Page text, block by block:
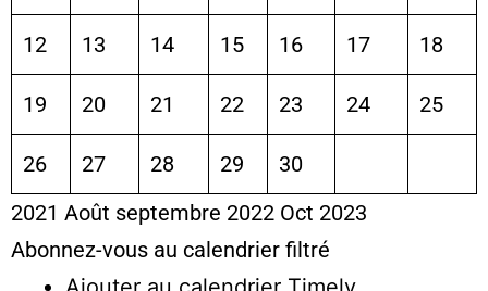
12 13 14 15 16 17 18
19 20 21 22 23 24 25
26 27 28 29
30
2021 Août septembre 2022 Oct 2023
Abonnez-vous au calendrier filtré